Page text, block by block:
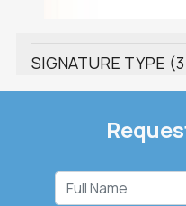
SIGNATURE TYPE